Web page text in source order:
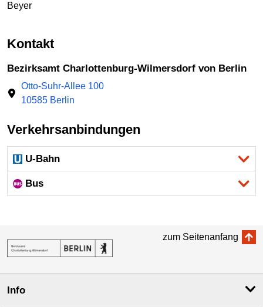
Beyer
Kontakt
Bezirksamt Charlottenburg-Wilmersdorf von Berlin
Otto-Suhr-Allee 100
10585 Berlin
Verkehrsanbindungen
U-Bahn
Bus
zum Seitenanfang
Info